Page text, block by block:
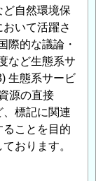
ど自然環境保
いて活躍さ
際的な議論・
など生態系サ
生態系サービ
源の直接
標記に関連
ることを目的
おります。